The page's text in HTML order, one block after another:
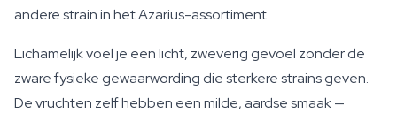
andere strain in het Azarius-assortiment.
Lichamelijk voel je een licht, zweverig gevoel zonder de
zware fysieke gewaarwording die sterkere strains geven.
De vruchten zelf hebben een milde, aardse smaak —